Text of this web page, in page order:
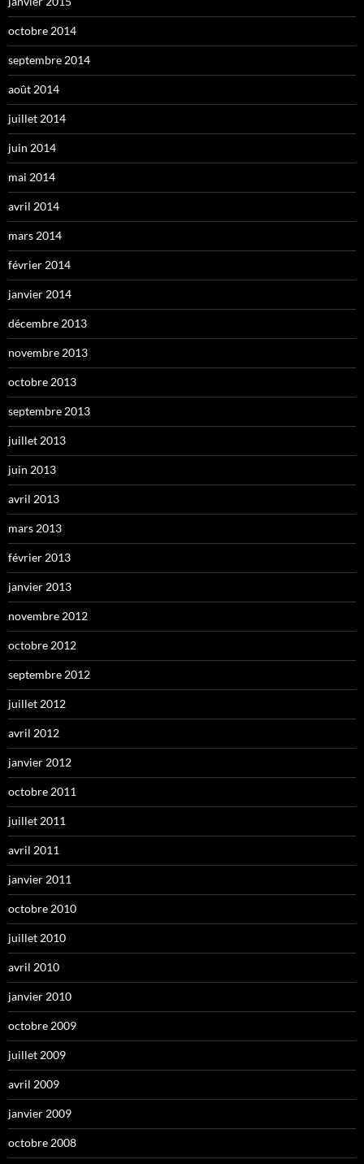
octobre 2014
septembre 2014
août 2014
juillet 2014
juin 2014
mai 2014
avril 2014
mars 2014
février 2014
janvier 2014
décembre 2013
novembre 2013
octobre 2013
septembre 2013
juillet 2013
juin 2013
avril 2013
mars 2013
février 2013
janvier 2013
novembre 2012
octobre 2012
septembre 2012
juillet 2012
avril 2012
janvier 2012
octobre 2011
juillet 2011
avril 2011
janvier 2011
octobre 2010
juillet 2010
avril 2010
janvier 2010
octobre 2009
juillet 2009
avril 2009
janvier 2009
octobre 2008